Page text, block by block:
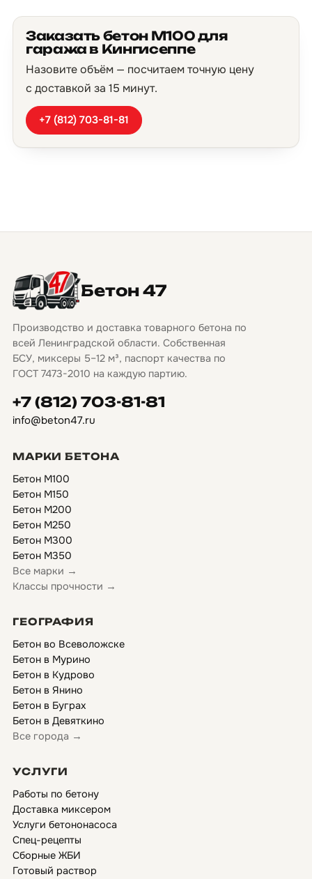
Заказать бетон М100 для
гаража в Кингисеппе
Назовите объём — посчитаем точную цену
с доставкой за 15 минут.
+7 (812) 703-81-81
Бетон 47
Производство и доставка товарного бетона по
всей Ленинградской области. Собственная
БСУ, миксеры 5–12 м³, паспорт качества по
ГОСТ 7473-2010 на каждую партию.
+7 (812) 703-81-81
info@beton47.ru
МАРКИ БЕТОНА
Бетон М100
Бетон М150
Бетон М200
Бетон М250
Бетон М300
Бетон М350
Все марки →
Классы прочности →
ГЕОГРАФИЯ
Бетон во Всеволожске
Бетон в Мурино
Бетон в Кудрово
Бетон в Янино
Бетон в Буграх
Бетон в Девяткино
Все города →
УСЛУГИ
Работы по бетону
Доставка миксером
Услуги бетононасоса
Спец-рецепты
Сборные ЖБИ
Готовый раствор